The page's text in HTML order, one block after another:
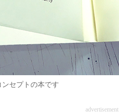
セプトの本です
advertisement